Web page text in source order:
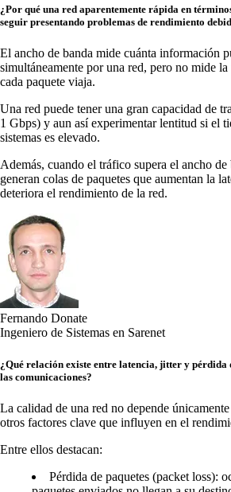
¿Por qué una red aparentemente rápida en
seguir presentando problemas de rendimiento
El ancho de banda mide cuánta información
simultáneamente por una red, pero no mide
cada paquete viaja.
Una red puede tener una gran capacidad de
1 Gbps) y aun así experimentar lentitud si el
sistemas es elevado.
Además, cuando el tráfico supera el ancho
generan colas de paquetes que aumentan la
deteriora el rendimiento de la red.
Fernando Donate
Ingeniero de Sistemas en Sarenet
¿Qué relación existe entre latencia, jitter y pérdida
las comunicaciones?
La calidad de una red no depende
otros factores clave que influyen en el
Entre ellos destacan:
Pérdida de paquetes (packet loss):